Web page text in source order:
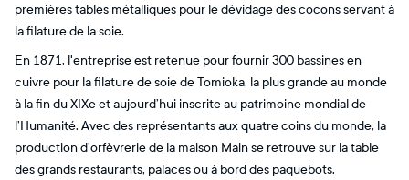
premières tables métalliques pour le dévidage des cocons servant à
la filature de la soie.
En 1871, l'entreprise est retenue pour fournir 300 bassines en
cuivre pour la filature de soie de Tomioka, la plus grande au monde
à la fin du XIXe et aujourd’hui inscrite au patrimoine mondial de
l’Humanité. Avec des représentants aux quatre coins du monde, la
production d’orfèvrerie de la maison Main se retrouve sur la table
des grands restaurants, palaces ou à bord des paquebots.